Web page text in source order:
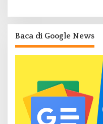
Baca di Google News